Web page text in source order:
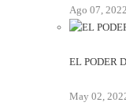
Ago 07, 2022
EL PODER
May 02,